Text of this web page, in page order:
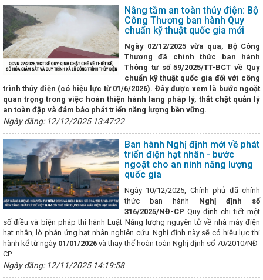
tử tại Hà Tĩnh
Hợp tác phát triển KT-XH giữa TP Hồ Chí Minh với
Bắc, Bắc Trung Bộ
10 dấu ấn nổi bật của Hà Tĩnh năm 2024
lý xe tại Hà Tĩnh
HÀ TĨNH TRIỂN KHAI CHƯƠNG TRÌNH HÀNH
VÀ TIÊU DÙNG BỀN VỮNG GIAI ĐOẠN 2026 - 2030
Hà Tĩnh kêu
thành thói quen”
Đại tiệc của âm thanh, ánh sáng - Đêm hội
Tĩnh
Kinh tế Hà Tĩnh 3 tháng đầu năm tiếp tục xu hướng phục
chỉnh cơ cấu Chính phủ nhiệm kỳ 2021-2026
Toàn văn phát
ương 13 của Tổng Bí thư Tô Lâm
Thủ tướng Phạm Minh Chính
cấp Nhà nước đến Ấn Độ
Sáng nay Quốc hội chốt mô hình
phiên bế mạc
Vingroup thành lập công ty sản xuất thép
tỷ đồng
Ông Dương Tất Thắng được bầu giữ chức Phó Chủ
Bế mạc Hội nghị Trung ương 13
- Xây lắp và Thương mại Hà Tĩnh
Khai mạc Hội chợ Quốc
Tây (EWEC) – Đà Nẵng 2024
Phiên họp thường kỳ UBND tỉnh
Nhà máy Bia Hà Nội - Nghệ Tĩnh công suất 100 triệu lít/năm
giới thiệu, quảng bá sản phẩm tại Hội chợ quốc tế Thương mại, Du
tế Đông Tây (EWEC) - Đà Nẵng 2024
đồng chí Trần Cương, Bí thư Khu ủy Khu tự trị dân tộc Choang Quảng
tịch Quốc hội Vương Đình Huệ kiểm tra sản xuất tại Khu kinh tế Vũng
bộ tỉnh Hà Tĩnh công bố các quyết định về tổ chức bộ máy và cán
LUYỆN KỸ THUẬT AN TOÀN VẬT LIỆU NỔ CÔNG NGHIỆP NĂM
chỉnh thời gian đại hội Đảng nhiệm kỳ 2025-2030
Quy định về
giấy tờ đã được ban hành trước khi sắp xếp
Đảng uỷ Khối
vận khéo năm 2024
Costa Rica trở thành quốc gia thứ 73 công
nền kinh tế thị trường
Sớm có chính sách ưu đãi cho nhà đầu tư trạm sạc điện
Nâng tầm an toàn thủy điện: Bộ
Công Thương ban hành Quy
chuẩn kỹ thuật quốc gia mới
Ngày 02/12/2025 vừa qua, Bộ Công
Thương đã chính thức ban hành
Thông tư số 59/2025/TT-BCT về Quy
chuẩn kỹ thuật quốc gia đối với công
trình thủy điện (có hiệu lực từ 01/6/2026). Đây được xem là bước ngoặt
quan trọng trong việc hoàn thiện hành lang pháp lý, thắt chặt quản lý
an toàn đập và đảm bảo phát triển năng lượng bền vững.
Ngày đăng: 12/12/2025 13:47:22
Ban hành Nghị định mới về phát
triển điện hạt nhân - bước
ngoặt cho an ninh năng lượng
quốc gia
Ngày 10/12/2025, Chính phủ đã chính
thức ban hành Nghị định số
316/2025/NĐ-CP Quy định chi tiết một
số điều và biện pháp thi hành Luật Năng lượng nguyên tử về nhà máy điện
hạt nhân, lò phản ứng hạt nhân nghiên cứu. Nghị định này sẽ có hiệu lực thi
hành kể từ ngày 01/01/2026 và thay thế hoàn toàn Nghị định số 70/2010/NĐ-
CP.
Ngày đăng: 12/11/2025 14:19:58